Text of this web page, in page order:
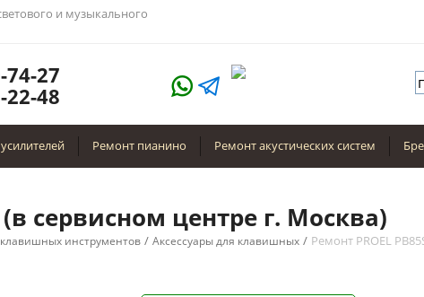
и музыкального
27
48
Ремонт пианино Ремонт акустических систем
(в сервисном центре г. Москва)
инструментов / Аксессуары для клавишных / Ремонт PROEL